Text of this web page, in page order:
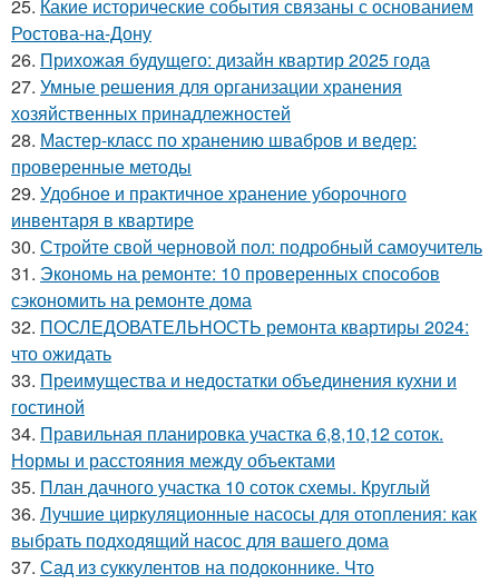
25. Какие исторические события связаны с основанием
Ростова-на-Дону
26. Прихожая будущего: дизайн квартир 2025 года
27. Умные решения для организации хранения
хозяйственных принадлежностей
28. Мастер-класс по хранению швабров и ведер:
проверенные методы
29. Удобное и практичное хранение уборочного
инвентаря в квартире
30. Стройте свой черновой пол: подробный самоучитель
31. Экономь на ремонте: 10 проверенных способов
сэкономить на ремонте дома
32. ПОСЛЕДОВАТЕЛЬНОСТЬ ремонта квартиры 2024:
что ожидать
33. Преимущества и недостатки объединения кухни и
гостиной
34. Правильная планировка участка 6,8,10,12 соток.
Нормы и расстояния между объектами
35. План дачного участка 10 соток схемы. Круглый
36. Лучшие циркуляционные насосы для отопления: как
выбрать подходящий насос для вашего дома
37. Сад из суккулентов на подоконнике. Что